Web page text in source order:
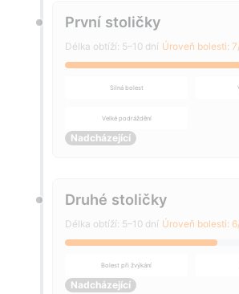
První stoličky
Délka obtíží: 5–10 dní Úroveň bolesti:
Silná bolest
Velké podráždění
Nadcházející
Druhé stoličky
Délka obtíží: 5–10 dní Úroveň bolesti:
Bolest při žvýkání
Nadcházející